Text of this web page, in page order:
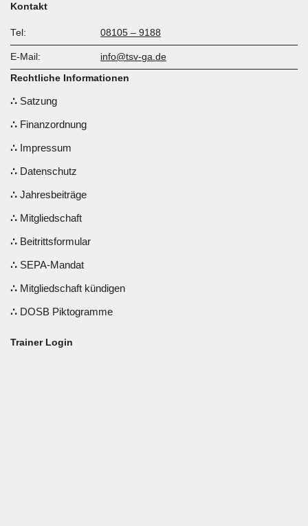
Kontakt
Tel: 08105 – 9188
E-Mail: info@tsv-ga.de
Rechtliche Informationen
Satzung
Finanzordnung
Impressum
Datenschutz
Jahresbeiträge
Mitgliedschaft
Beitrittsformular
SEPA-Mandat
Mitgliedschaft kündigen
DOSB Piktogramme
Trainer Login